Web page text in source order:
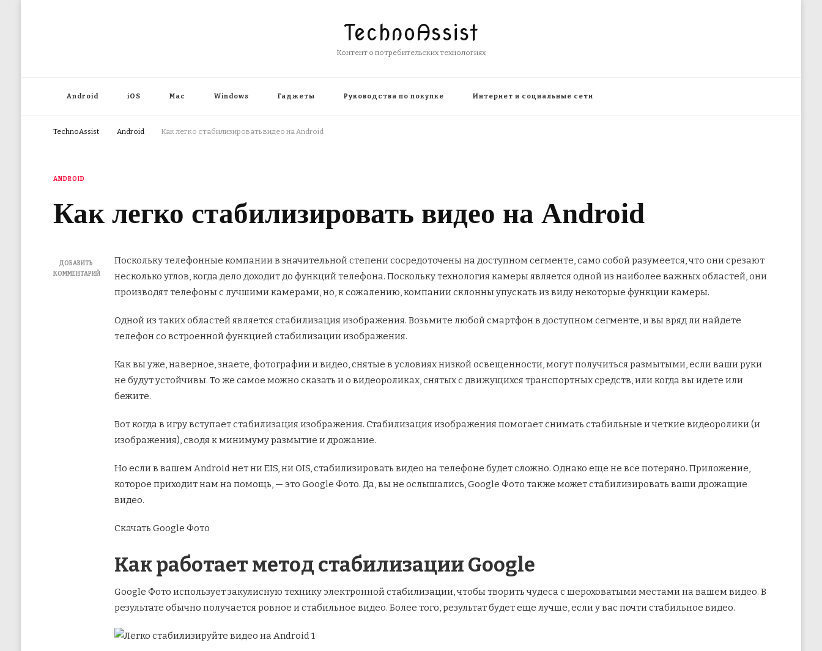
TechnoAssist
Контент о потребительских технологиях
Android iOS Mac Windows Гаджеты Руководства по покупке Интернет и социальные сети
TechnoAssist Android Как легко стабилизировать видео на Android
ANDROID
Как легко стабилизировать видео на Android
ДОБАВИТЬ
КОММЕНТАРИЙ
СТАБИЛИЗИРОВАТЬ
Поскольку телефонные компании в значительной степени сосредоточены на доступном сегменте, само собой разумеется, что они срезают
несколько углов, когда дело доходит до функций телефона. Поскольку технология камерыявляется одной из наиболее важных областей, они
производят телефоны с лучшими камерами, но, к сожалению, компании склонны упускать из виду некоторые функции камеры.
Одной из таких областей является стабилизация изображения. Возьмите любой смартфон в доступном сегменте, и вы вряд ли найдете
телефон со встроенной функцией стабилизации изображения.
Как вы уже, наверное, знаете, фотографии и видео, снятые в условиях низкой освещенности, могут получиться размытыми, если ваши руки
не будут устойчивы. То же самое можно сказать и о видеороликах, снятых с движущихся транспортных средств, или когда вы идете или
бежите.
Вот когда в игру вступает стабилизация изображения. Стабилизация изображения помогает снимать стабильные и четкие видеоролики (и
изображения), сводя к минимуму размытие и дрожание.
Но если в вашем Android нет ни EIS, ни OIS, стабилизировать видео на телефоне будет сложно. Однако еще не все потеряно. Приложение,
которое приходит нам на помощь, — это Google Фото. Да, вы не ослышались, Google Фото также может стабилизировать ваши дрожащие
видео.
Скачать Google Фото
Как работает метод стабилизации Google
Google Фото использует закулисную технику электронной стабилизации, чтобы творить чудеса с шероховатыми местами на вашем видео. В
результате обычно получается ровное и стабильное видео. Более того, результат будет еще лучше, если у вас почти стабильное видео.